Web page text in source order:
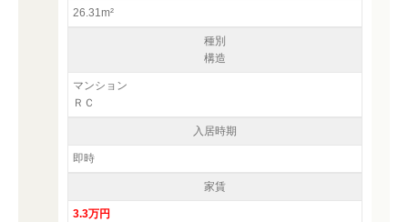
26.31m²
種別
構造
マンション
ＲＣ
入居時期
即時
家賃
3.3万円